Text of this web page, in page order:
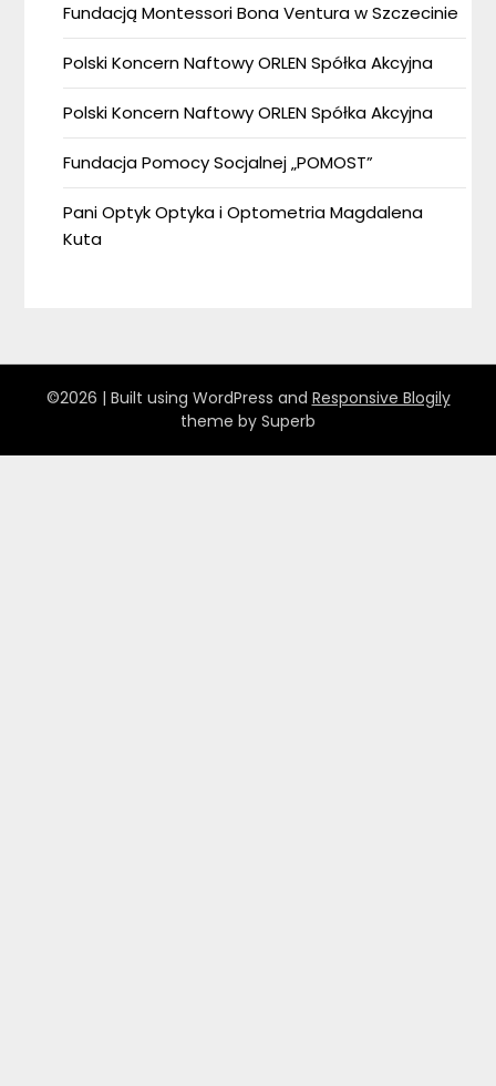
Fundacją Montessori Bona Ventura w Szczecinie
Polski Koncern Naftowy ORLEN Spółka Akcyjna
Polski Koncern Naftowy ORLEN Spółka Akcyjna
Fundacja Pomocy Socjalnej „POMOST”
Pani Optyk Optyka i Optometria Magdalena
Kuta
©2026 | Built using WordPress and Responsive Blogily
theme by Superb